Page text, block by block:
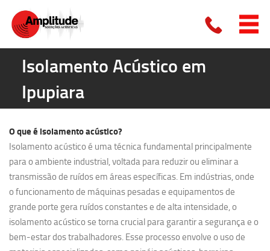
Isolamento Acústico em
Ipupiara
O que é isolamento acústico?
Isolamento acústico é uma técnica fundamental principalmente
para o ambiente industrial, voltada para reduzir ou eliminar a
transmissão de ruídos em áreas específicas. Em indústrias, onde
o funcionamento de máquinas pesadas e equipamentos de
grande porte gera ruídos constantes e de alta intensidade, o
isolamento acústico se torna crucial para garantir a segurança e o
bem-estar dos trabalhadores. Esse processo envolve o uso de